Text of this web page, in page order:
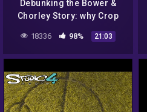
Debunking the Bower &
Chorley Story: why Crop
Circles aren't all Hoaxes
18336 98% 21:03